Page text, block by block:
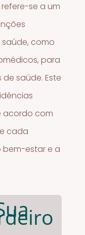
se a um
como
para
saúde. Este
acordo com
cada
bem-estar e a